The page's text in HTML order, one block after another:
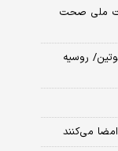
ملی صحت
روسیه